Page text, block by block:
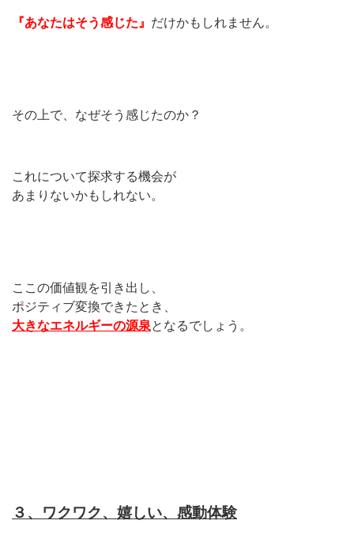
『あなたはそう感じた』 だけかもしれません。
その上で、 なぜそう感じたのか？
これについて探求する機会が
あまりないかもしれない。
ここの価値観を引き出し、
ポジティブ変換できたとき、
大きなエネルギーの源泉となるでしょう。
３、ワクワク、嬉しい、感動体験